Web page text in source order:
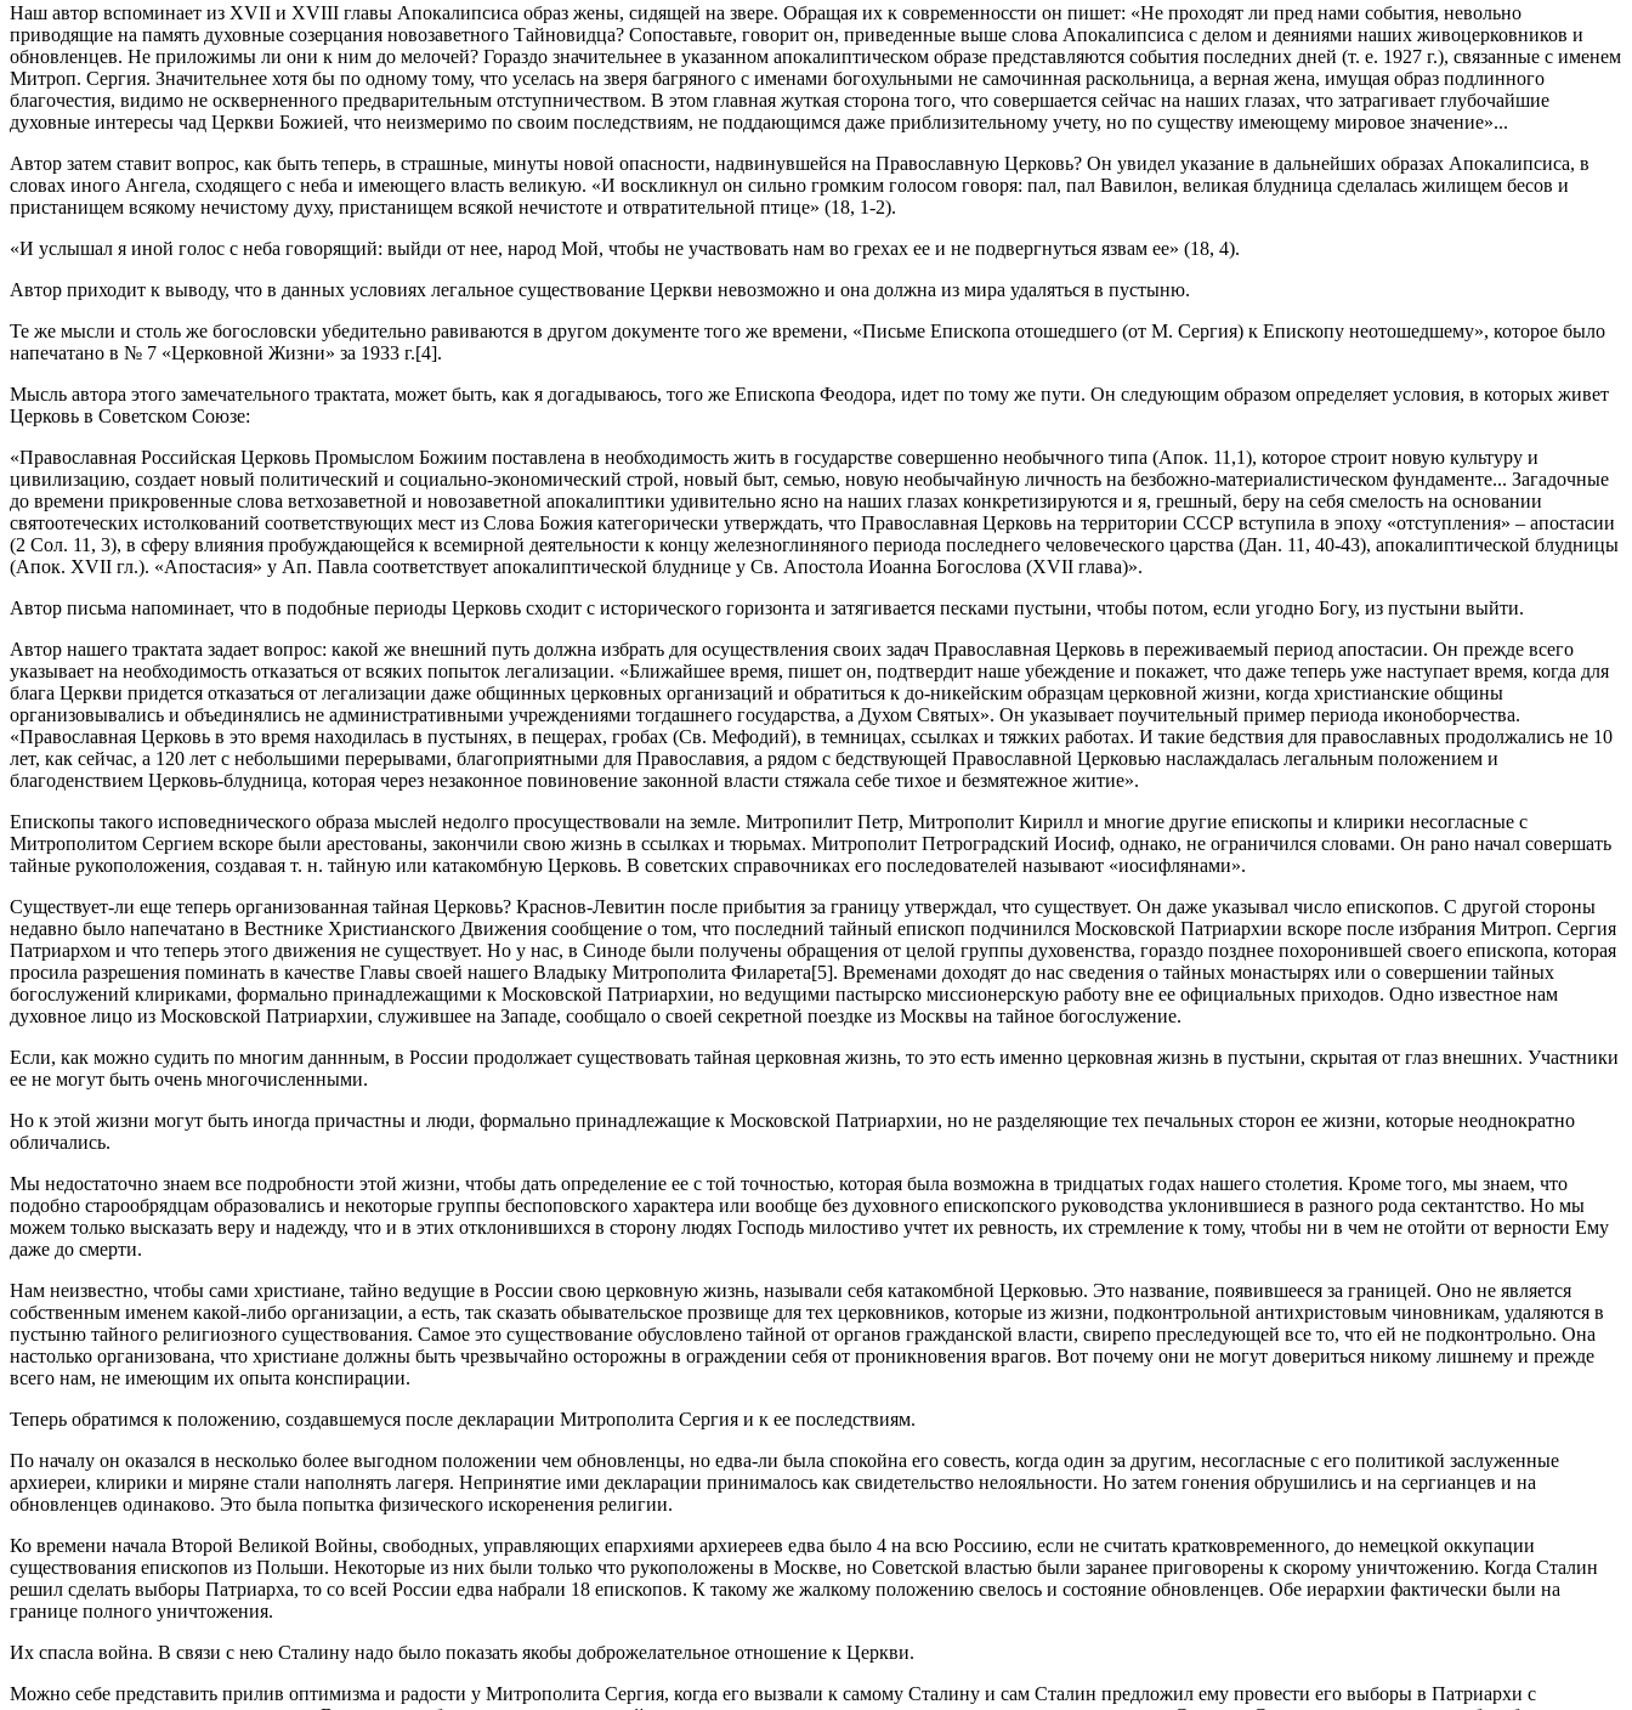
Наш автор вспоминает из XVII и XVIII главы Апокалипсиса образ жены, сидящей на звере. Обращая их к современноссти он пишет: «Не проходят ли пред нами события, невольно
приводящие на память духовные созерцания новозаветного Тайновидца? Сопоставьте, говорит он, приведенные выше слова Апокалипсиса с делом и деяниями наших живоцерковников и
обновленцев. Не приложимы ли они к ним до мелочей? Гораздо значительнее в указанном апокалиптическом образе представляются события последних дней (т. е. 1927 г.), связанные с именем
Митроп. Сергия. Значительнее хотя бы по одному тому, что уселась на зверя багряного с именами богохульными не самочинная раскольница, а верная жена, имущая образ подлинного
благочестия, видимо не оскверненного предварительным отступничеством. В этом главная жуткая сторона того, что совершается сейчас на наших глазах, что затрагивает глубочайшие
духовные интересы чад Церкви Божией, что неизмеримо по своим последствиям, не поддающимся даже приблизительному учету, но по существу имеющему мировое значение»...
Автор затем ставит вопрос, как быть теперь, в страшные, минуты новой опасности, надвинувшейся на Православную Церковь? Он увидел указание в дальнейших образах Апокалипсиса, в
словах иного Ангела, сходящего с неба и имеющего власть великую. «И воскликнул он сильно громким голосом говоря: пал, пал Вавилон, великая блудница сделалась жилищем бесов и
пристанищем всякому нечистому духу, пристанищем всякой нечистоте и отвратительной птице» (18, 1-2).
«И услышал я иной голос с неба говорящий: выйди от нее, народ Мой, чтобы не участвовать нам во грехах ее и не подвергнуться язвам ее» (18, 4).
Автор приходит к выводу, что в данных условиях легальное существование Церкви невозможно и она должна из мира удаляться в пустыню.
Те же мысли и столь же богословски убедительно равиваются в другом документе того же времени, «Письме Епископа отошедшего (от М. Сергия) к Епископу неотошедшему», которое было
напечатано в № 7 «Церковной Жизни» за 1933 г.[4].
Мысль автора этого замечательного трактата, может быть, как я догадываюсь, того же Епископа Феодора, идет по тому же пути. Он следующим образом определяет условия, в которых живет
Церковь в Советском Союзе:
«Православная Российская Церковь Промыслом Божиим поставлена в необходимость жить в государстве совершенно необычного типа (Апок. 11,1), которое строит новую культуру и
цивилизацию, создает новый политический и социально-экономический строй, новый быт, семью, новую необычайную личность на безбожно-материалистическом фундаменте... Загадочные
до времени прикровенные слова ветхозаветной и новозаветной апокалиптики удивительно ясно на наших глазах конкретизируются и я, грешный, беру на себя смелость на основании
святоотеческих истолкований соответствующих мест из Слова Божия категорически утверждать, что Православная Церковь на территории СССР вступила в эпоху «отступления» – апостасии
(2 Сол. 11, 3), в сферу влияния пробуждающейся к всемирной деятельности к концу железноглиняного периода последнего человеческого царства (Дан. 11, 40-43), апокалиптической блудницы
(Апок. XVII гл.). «Апостасия» у Ап. Павла соответствует апокалиптической блуднице у Св. Апостола Иоанна Богослова (XVII глава)».
Автор письма напоминает, что в подобные периоды Церковь сходит с исторического горизонта и затягивается песками пустыни, чтобы потом, если угодно Богу, из пустыни выйти.
Автор нашего трактата задает вопрос: какой же внешний путь должна избрать для осуществления своих задач Православная Церковь в переживаемый период апостасии. Он прежде всего
указывает на необходимость отказаться от всяких попыток легализации. «Ближайшее время, пишет он, подтвердит наше убеждение и покажет, что даже теперь уже наступает время, когда для
блага Церкви придется отказаться от легализации даже общинных церковных организаций и обратиться к до-никейским образцам церковной жизни, когда христианские общины
организовывались и объединялись не административными учреждениями тогдашнего государства, а Духом Святых». Он указывает поучительный пример периода иконоборчества.
«Православная Церковь в это время находилась в пустынях, в пещерах, гробах (Св. Мефодий), в темницах, ссылках и тяжких работах. И такие бедствия для православных продолжались не 10
лет, как сейчас, а 120 лет с небольшими перерывами, благоприятными для Православия, а рядом с бедствующей Православной Церковью наслаждалась легальным положением и
благоденствием Церковь-блудница, которая через незаконное повиновение законной власти стяжала себе тихое и безмятежное житие».
Епископы такого исповеднического образа мыслей недолго просуществовали на земле. Митропилит Петр, Митрополит Кирилл и многие другие епископы и клирики несогласные с
Митрополитом Сергием вскоре были арестованы, закончили свою жизнь в ссылках и тюрьмах. Митрополит Петроградский Иосиф, однако, не ограничился словами. Он рано начал совершать
тайные рукоположения, создавая т. н. тайную или катакомбную Церковь. В советских справочниках его последователей называют «иосифлянами».
Существует-ли еще теперь организованная тайная Церковь? Краснов-Левитин после прибытия за границу утверждал, что существует. Он даже указывал число епископов. С другой стороны
недавно было напечатано в Вестнике Христианского Движения сообщение о том, что последний тайный епископ подчинился Московской Патриархии вскоре после избрания Митроп. Сергия
Патриархом и что теперь этого движения не существует. Но у нас, в Синоде были получены обращения от целой группы духовенства, гораздо позднее похоронившей своего епископа, которая
просила разрешения поминать в качестве Главы своей нашего Владыку Митрополита Филарета[5]. Временами доходят до нас сведения о тайных монастырях или о совершении тайных
богослужений клириками, формально принадлежащими к Московской Патриархии, но ведущими пастырско миссионерскую работу вне ее официальных приходов. Одно известное нам
духовное лицо из Московской Патриархии, служившее на Западе, сообщало о своей секретной поездке из Москвы на тайное богослужение.
Если, как можно судить по многим даннным, в России продолжает существовать тайная церковная жизнь, то это есть именно церковная жизнь в пустыни, скрытая от глаз внешних. Участники
ее не могут быть очень многочисленными.
Но к этой жизни могут быть иногда причастны и люди, формально принадлежащие к Московской Патриархии, но не разделяющие тех печальных сторон ее жизни, которые неоднократно
обличались.
Мы недостаточно знаем все подробности этой жизни, чтобы дать определение ее с той точностью, которая была возможна в тридцатых годах нашего столетия. Кроме того, мы знаем, что
подобно старообрядцам образовались и некоторые группы беспоповского характера или вообще без духовного епископского руководства уклонившиеся в разного рода сектантство. Но мы
можем только высказать веру и надежду, что и в этих отклонившихся в сторону людях Господь милостиво учтет их ревность, их стремление к тому, чтобы ни в чем не отойти от верности Ему
даже до смерти.
Нам неизвестно, чтобы сами христиане, тайно ведущие в России свою церковную жизнь, называли себя катакомбной Церковью. Это название, появившееся за границей. Оно не является
собственным именем какой-либо организации, а есть, так сказать обывательское прозвище для тех церковников, которые из жизни, подконтрольной антихристовым чиновникам, удаляются в
пустыню тайного религиозного существования. Самое это существование обусловлено тайной от органов гражданской власти, свирепо преследующей все то, что ей не подконтрольно. Она
настолько организована, что христиане должны быть чрезвычайно осторожны в ограждении себя от проникновения врагов. Вот почему они не могут довериться никому лишнему и прежде
всего нам, не имеющим их опыта конспирации.
Теперь обратимся к положению, создавшемуся после декларации Митрополита Сергия и к ее последствиям.
По началу он оказался в несколько более выгодном положении чем обновленцы, но едва-ли была спокойна его совесть, когда один за другим, несогласные с его политикой заслуженные
архиереи, клирики и миряне стали наполнять лагеря. Непринятие ими декларации принималось как свидетельство нелояльности. Но затем гонения обрушились и на сергианцев и на
обновленцев одинаково. Это была попытка физического искоренения религии.
Ко времени начала Второй Великой Войны, свободных, управляющих епархиями архиереев едва было 4 на всю Россиию, если не считать кратковременного, до немецкой оккупации
существования епископов из Польши. Некоторые из них были только что рукоположены в Москве, но Советской властью были заранее приговорены к скорому уничтожению. Когда Сталин
решил сделать выборы Патриарха, то со всей России едва набрали 18 епископов. К такому же жалкому положению свелось и состояние обновленцев. Обе иерархии фактически были на
границе полного уничтожения.
Их спасла война. В связи с нею Сталину надо было показать якобы доброжелательное отношение к Церкви.
Можно себе представить прилив оптимизма и радости у Митрополита Сергия, когда его вызвали к самому Сталину и сам Сталин предложил ему провести его выборы в Патриархи с